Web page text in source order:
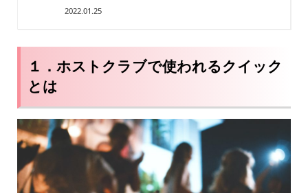
2022.01.25
１．ホストクラブで使われるクイック
とは